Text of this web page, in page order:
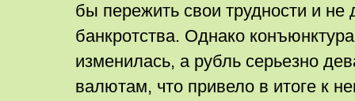
бы пережить свои трудности и
банкротства. Однако
изменилась, а рубль серьезно
валютам, что привело в итоге к